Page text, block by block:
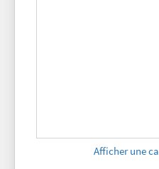
Afficher une